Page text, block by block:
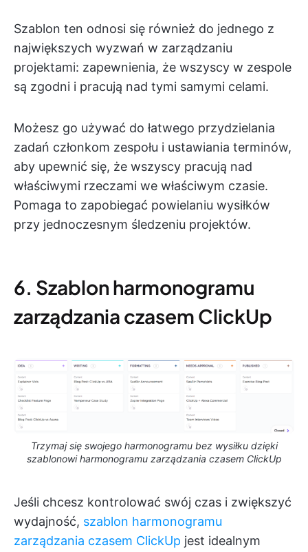
Szablon ten odnosi się również do jednego z
największych wyzwań w zarządzaniu
projektami: zapewnienia, że wszyscy w zespole
są zgodni i pracują nad tymi samymi celami.
Możesz go używać do łatwego przydzielania
zadań członkom zespołu i ustawiania terminów,
aby upewnić się, że wszyscy pracują nad
właściwymi rzeczami we właściwym czasie.
Pomaga to zapobiegać powielaniu wysiłków
przy jednoczesnym śledzeniu projektów.
6. Szablon harmonogramu
zarządzania czasem ClickUp
Trzymaj się swojego harmonogramu bez wysiłku dzięki
szablonowi harmonogramu zarządzania czasem ClickUp
Jeśli chcesz kontrolować swój czas i zwiększyć
wydajność, szablon harmonogramu
zarządzania czasem ClickUp jest idealnym